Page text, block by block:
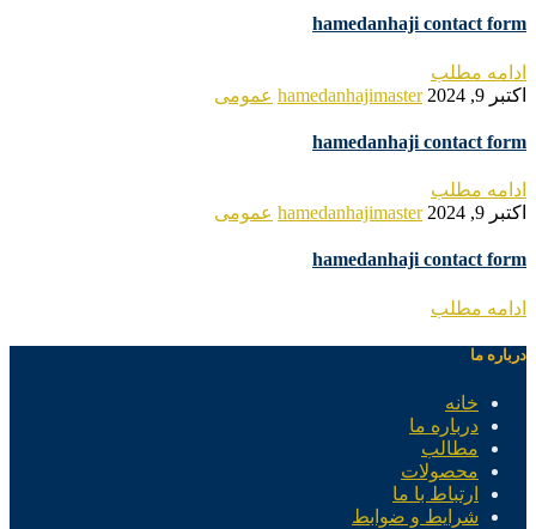
hamedanhaji contact form
ادامه مطلب
اکتبر 9, 2024
hamedanhajimaster عمومی
hamedanhaji contact form
ادامه مطلب
اکتبر 9, 2024
hamedanhajimaster عمومی
hamedanhaji contact form
ادامه مطلب
درباره ما
خانه
درباره ما
مطالب
محصولات
ارتباط با ما
شرایط و ضوابط